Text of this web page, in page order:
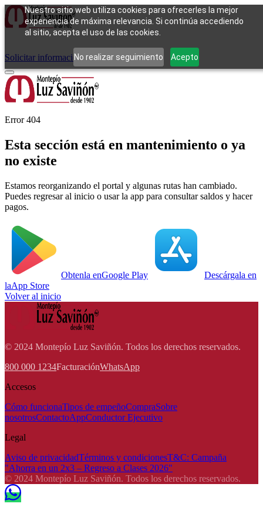
Nuestro sitio web utiliza cookies para ofrecerles la mejor
experiencia de máxima relevancia. Si continúa accediendo
al sitio, acepta el uso de las cookies.
No realizar seguimiento Acepto
Cómo funcionaTipos de empeñoCompraContacto
Solicitar información Iniciar sesión
Error 404
Esta sección está en mantenimiento o ya
no existe
Estamos reorganizando el portal y algunas rutas han cambiado.
Puedes regresar al inicio o usar la app para consultar saldos y hacer
pagos.
Obtenla enGoogle Play
Descárgala en
laApp Store
Volver al inicio
© 2024 Montepío Luz Saviñón. Todos los derechos reservados.
800 000 1234FacturaciónWhatsApp
Accesos
Cómo funcionaTipos de empeñoCompraSobre
nosotrosContactoAppConductor Ejecutivo
Legal
Aviso de privacidadTérminos y condicionesT&C: Campaña
"Ahorra en un 2x3 – Regreso a Clases 2026"
© 2024 Montepío Luz Saviñón. Todos los derechos reservados.